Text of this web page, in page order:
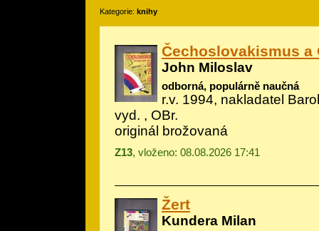
Kategorie: knihy
Čechoslovakismus a
John Miloslav
odborná, populárně naučná
r.v. 1994, nakladatel
vyd. , OBr.
originál brožovaná
Z13, vloženo: 08.08.2026 17:41
Žert
Kundera Milan